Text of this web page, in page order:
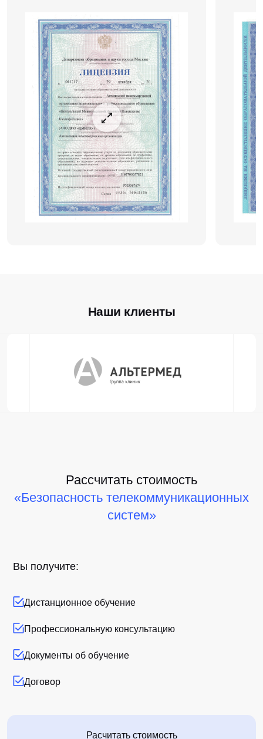
Наши клиенты
Рассчитать стоимость
«Безопасность телекоммуникационных
систем»
Вы получите:
Дистанционное обучение
Профессиональную консультацию
Документы об обучение
Договор
Расчитать стоимость